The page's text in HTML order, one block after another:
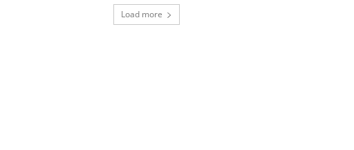
Load more